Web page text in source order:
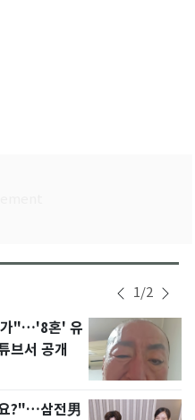
1/2
가"…'8혼' 유
브서 공개
?"…삼전男